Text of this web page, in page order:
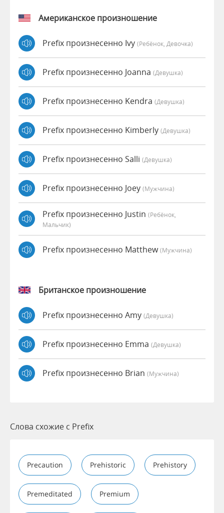
Американское произношение
Prefix произнесенно Ivy (Ребёнок, Девочка)
Prefix произнесенно Joanna (девушка)
Prefix произнесенно Kendra (девушка)
Prefix произнесенно Kimberly (девушка)
Prefix произнесенно Salli (девушка)
Prefix произнесенно Joey (мужчина)
Prefix произнесенно Justin (Ребёнок,
Мальчик)
Prefix произнесенно Matthew(мужчина)
Британское произношение
Prefix произнесенно Amy (девушка)
Prefix произнесенно Emma (девушка)
Prefix произнесенно Brian (мужчина)
Слова схожие с Prefix
Precaution Prehistoric Prehistory
Premeditated Premium